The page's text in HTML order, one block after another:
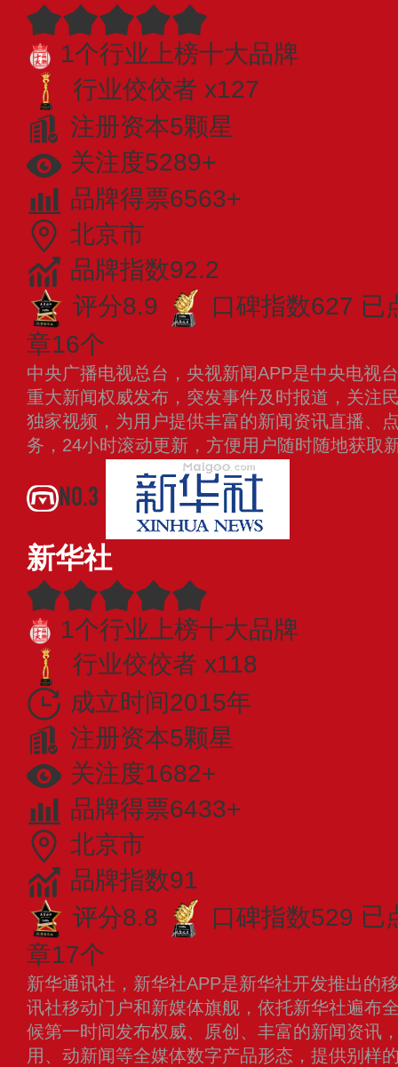
1个行业上榜十大品牌
行业佼佼者 x127
注册资本5颗星
关注度5289+
品牌得票6563+
北京市
品牌指数92.2
评分8.9
口碑指数627 已
章16个
中央广播电视总台，央视新闻APP是中央电视
重大新闻权威发布，突发事件及时报道，关注
独家视频，为用户提供丰富的新闻资讯直播、
务，24小时滚动更新，方便用户随时随地获取
NO.3
新华社
1个行业上榜十大品牌
行业佼佼者 x118
成立时间2015年
注册资本5颗星
关注度1682+
品牌得票6433+
北京市
品牌指数91
评分8.8
口碑指数529 已
章17个
新华通讯社，新华社APP是新华社开发推出的
讯社移动门户和新媒体旗舰，依托新华社遍布
候第一时间发布权威、原创、丰富的新闻资讯
用、动新闻等全媒体数字产品形态，提供别样